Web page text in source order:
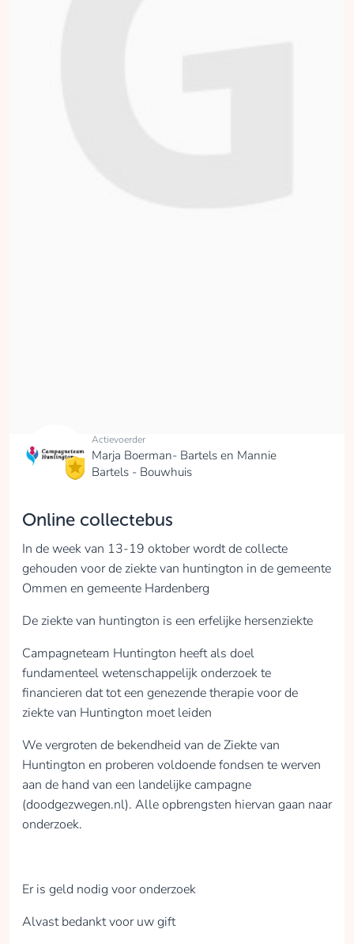
Actievoerder
Marja Boerman- Bartels en Mannie
Bartels - Bouwhuis
Online collectebus
In de week van 13-19 oktober wordt de collecte
gehouden voor de ziekte van huntington in de gemeente
Ommen en gemeente Hardenberg
De ziekte van huntington is een erfelijke hersenziekte
Campagneteam Huntington heeft als doel
fundamenteel wetenschappelijk onderzoek te
financieren dat tot een genezende therapie voor de
ziekte van Huntington moet leiden
We vergroten de bekendheid van de Ziekte van
Huntington en proberen voldoende fondsen te werven
aan de hand van een landelijke campagne
(doodgezwegen.nl). Alle opbrengsten hiervan gaan naar
onderzoek.
Er is geld nodig voor onderzoek
Alvast bedankt voor uw gift